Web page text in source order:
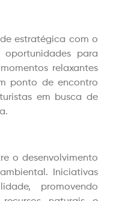
estratégica com o
oportunidades para
relaxantes
ponto de encontro
em busca de
o desenvolvimento
Iniciativas
promovendo